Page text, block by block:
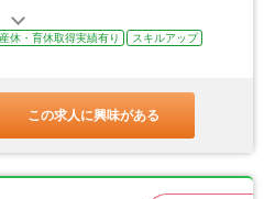
産休・育休取得実績有り
スキルアップ
この求人に興味がある